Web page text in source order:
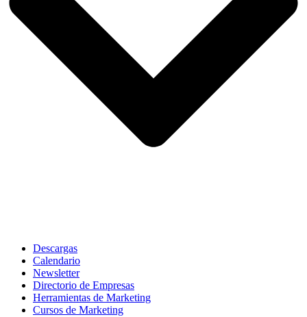
Descargas
Calendario
Newsletter
Directorio de Empresas
Herramientas de Marketing
Cursos de Marketing